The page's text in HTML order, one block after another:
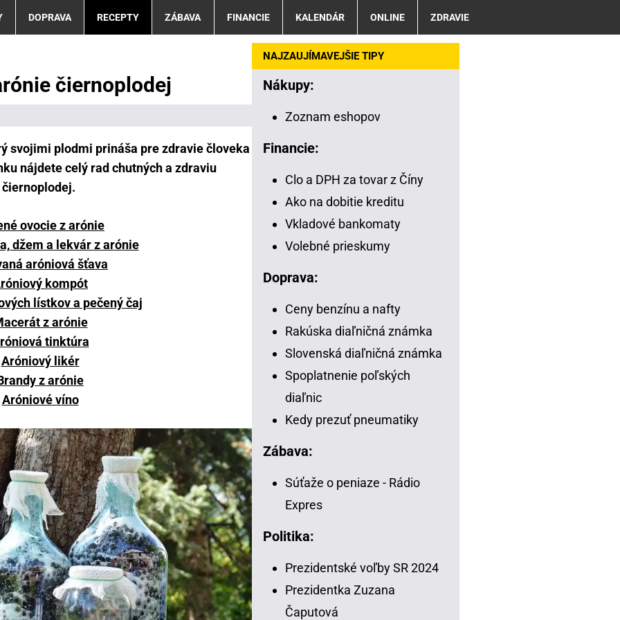
DOPRAVA RECEPTY ZÁBAVA FINANCIE KALENDÁR ONLINE ZDRAVIE
čiernoplodej
svojimi plodmi prináša pre zdravie človeka
nájdete celý rad chutných a zdraviu
ovocie z arónie
džem a lekvár z arónie
aróniová šťava
kompót
lístkov a pečený čaj
z arónie
tinktúra
Aróniový likér
z arónie
Aróniové víno
NAJZAUJÍMAVEJŠIE TIPY
Nákupy:
Zoznam eshopov
Financie:
Clo a DPH za tovar z Číny
Ako na dobitie kreditu
Vkladové bankomaty
Volebné prieskumy
Doprava:
Ceny benzínu a nafty
Rakúska diaľničná známka
Slovenská diaľničná známka
Spoplatnenie poľských
diaľnic
Kedy prezuť pneumatiky
Zábava:
Súťaže o peniaze - Rádio
Expres
Politika:
Prezidentské voľby SR 2024
Prezidentka Zuzana
Čaputová